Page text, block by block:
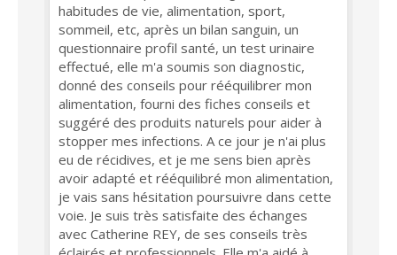
habitudes de vie, alimentation, sport,
sommeil, etc, après un bilan sanguin, un
questionnaire profil santé, un test urinaire
effectué, elle m'a soumis son diagnostic,
donné des conseils pour rééquilibrer mon
alimentation, fourni des fiches conseils et
suggéré des produits naturels pour aider à
stopper mes infections. A ce jour je n'ai plus
eu de récidives, et je me sens bien après
avoir adapté et rééquilibré mon alimentation,
je vais sans hésitation poursuivre dans cette
voie. Je suis très satisfaite des échanges
avec Catherine REY, de ses conseils très